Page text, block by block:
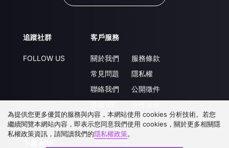
追蹤社群
FOLLOW US
客戶服務
關於我們
常見問題
聯絡我們
服務條款
隱私權
公開徵件
為提供您更多優質的服務與內容，本網站使用 cookies 分析技術。若您
繼續閱覽本網站內容，即表示您同意我們使用 cookies，關於更多相關隱
私權政策資訊，請閱讀我們的隱私權政策。